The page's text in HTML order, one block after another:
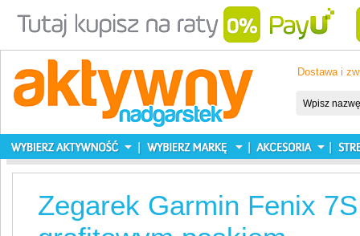
Dostawa i
Zegarek Garmin Fenix